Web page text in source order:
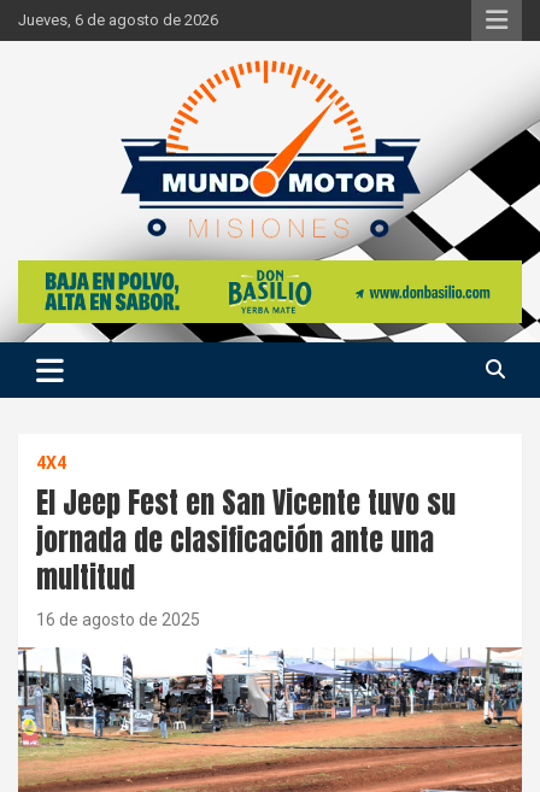
Skip
to
Jueves, 6 de agosto de 2026
Mundo Motor Misiones
Si hay ruido de motores ahí estaremos
4X4
El Jeep Fest en San Vicente tuvo su
jornada de clasificación ante una
multitud
16 de agosto de 2025